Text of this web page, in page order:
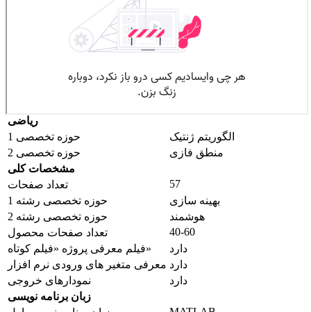
ریاضی
حوزه تخصصی 1
الگوریتم ژنتیک
حوزه تخصصی 2
منطق فازی
مشخصات کلی
تعداد صفحات
57
حوزه تخصصی رشته 1
بهینه سازی
حوزه تخصصی رشته 2
هوشمند
تعداد صفحات محصول
40-60
فیلم معرفی پروژه «فیلم کوتاه»
دارد
معرفی متغیر های ورودی نرم افزار دارد
نمودارهای خروجی
دارد
زبان برنامه نویسی